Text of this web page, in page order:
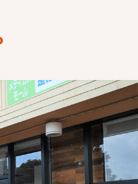
にし、従業者に周知徹底し
的を特定して通知または公表
を取り扱います。
止するために必要な対策を